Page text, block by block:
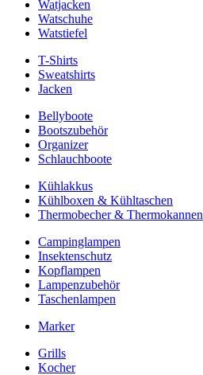
Watjacken
Watschuhe
Watstiefel
T-Shirts
Sweatshirts
Jacken
Bellyboote
Bootszubehör
Organizer
Schlauchboote
Kühlakkus
Kühlboxen & Kühltaschen
Thermobecher & Thermokannen
Campinglampen
Insektenschutz
Kopflampen
Lampenzubehör
Taschenlampen
Marker
Grills
Kocher